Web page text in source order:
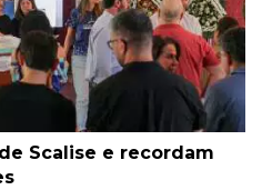
Scalise e recordam